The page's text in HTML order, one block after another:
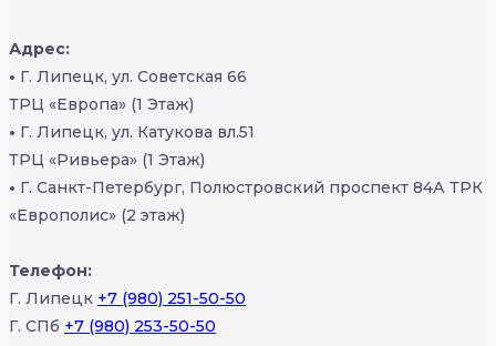
Адрес:
• Г. Липецк, ул. Советская 66
ТРЦ «Европа» (1 Этаж)
• Г. Липецк, ул. Катукова вл.51
ТРЦ «Ривьера» (1 Этаж)
• Г. Санкт-Петербург, Полюстровский проспект 84А ТРК
«Европолис» (2 этаж)
Телефон:
Г. Липецк +7 (980) 251-50-50
Г. СПб +7 (980) 253-50-50